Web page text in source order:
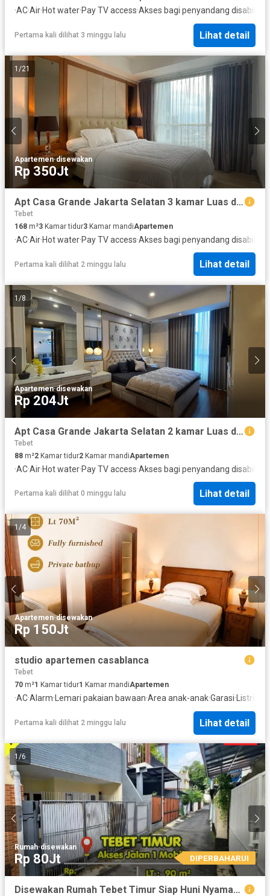
·AC·Air·Hot water·Pay TV access·Akses bagi penyandang disabilitas
Pertama kali dilihat 3 minggu lalu Lihat detail
1 /21
Apartemen·disewakan
Rp 350Jt
Apt Casa Grande Jakarta Selatan 3 kamar Luas dan Interior nya Bagus, Privat Lift
Tebet
168 m²3 Kamar tidur3 Kamar mandiApartemen
·AC·Air·Hot water·Pay TV access·Akses bagi penyandang disabilitas
Pertama kali dilihat 2 minggu lalu Lihat detail
1 /8
Apartemen·disewakan
Rp 204Jt
Apt Casa Grande Jakarta Selatan 2 kamar Luas dan Interior nya Bagus banget
Tebet
88 m²2 Kamar tidur2 Kamar mandiApartemen
·AC·Air·Hot water·Pay TV access·Akses bagi penyandang disabilitas
Pertama kali dilihat 0 minggu lalu Lihat detail
1 /4
Apartemen·disewakan
Rp 150Jt
studio apartemen casablanca
Tebet
70 m²1 Kamar tidur1 Kamar mandiApartemen
·AC·Alarm· Lemari pakaian bawaan·Area anak-anak·Garasi· Listrik
Pertama kali dilihat 2 minggu lalu Lihat detail
1/6
Rumah·disewakan
Rp 80Jt DIPERBAHARUI
Disewakan Rumah Tebet Timur Siap Huni Nyaman Jalan 1 Mobil